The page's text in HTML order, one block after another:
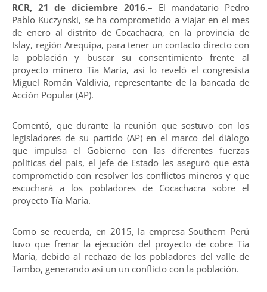
RCR, 21 de diciembre 2016.– El mandatario Pedro
Pablo Kuczynski, se ha comprometido a viajar en el mes
de enero al distrito de Cocachacra, en la provincia de
Islay, región Arequipa, para tener un contacto directo con
la población y buscar su consentimiento frente al
proyecto minero Tía María, así lo reveló el congresista
Miguel Román Valdivia, representante de la bancada de
Acción Popular (AP).
Comentó, que durante la reunión que sostuvo con los
legisladores de su partido (AP) en el marco del diálogo
que impulsa el Gobierno con las diferentes fuerzas
políticas del país, el jefe de Estado les aseguró que está
comprometido con resolver los conflictos mi­neros y que
escuchará a los pobladores de Cocachacra sobre el
proyecto Tía María.
Como se recuer­da, en 2015, la empre­sa Southern Perú
tuvo que frenar la ejecución del proyecto de cobre Tía
María, debido al rechazo de los pobladores del valle de
Tambo, generando así un un con­flicto con la población.